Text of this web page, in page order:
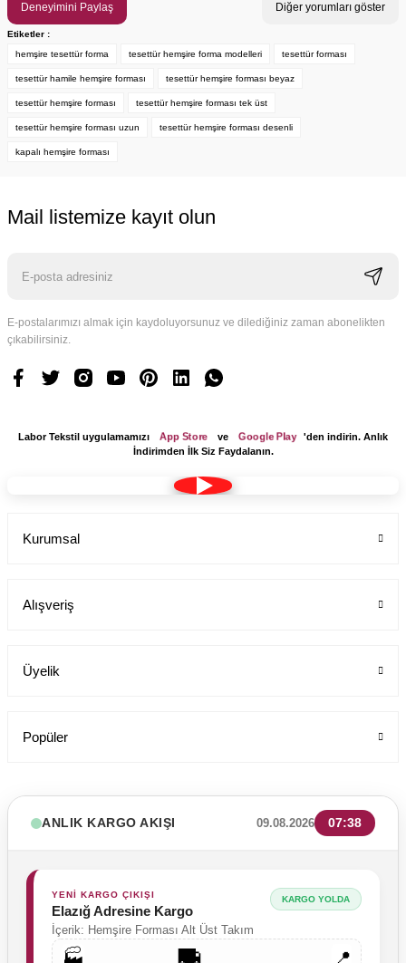
Deneyimini Paylaş Diğer yorumları göster
Etiketler :
hemşire tesettür forma
tesettür hemşire forma modelleri tesettür forması
tesettür hamile hemşire forması tesettür hemşire forması beyaz
tesettür hemşire forması tesettür hemşire forması tek üst
tesettür hemşire forması uzun tesettür hemşire forması desenli
kapalı hemşire forması
Mail listemize kayıt olun
E-postalarımızı almak için kaydoluyorsunuz ve dilediğiniz zaman abonelikten
çıkabilirsiniz.
Labor Tekstil uygulamamızı App Store ve Google Play 'den indirin. Anlık
İndirimden İlk Siz Faydalanın.
Kurumsal
Alışveriş
Üyelik
Popüler
ANLIK KARGO AKIŞI 09.08.2026 07:38
YENİ KARGO ÇIKIŞI
Elazığ Adresine Kargo
İçerik: Hemşire Forması Alt Üst Takım
KARGO YOLDA